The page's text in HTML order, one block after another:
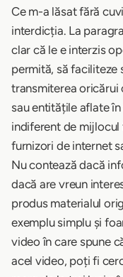
Ce m-a lăsat fără
interdicția. La
clar că le e interzis
permită, să faciliteze
transmiterea oricărui
sau entitățile aflate
indiferent de mijlocul
furnizori de internet
Nu contează dacă
dacă are vreun
produs materialul
exemplu simplu și
video în care spune
acel video, poți fi